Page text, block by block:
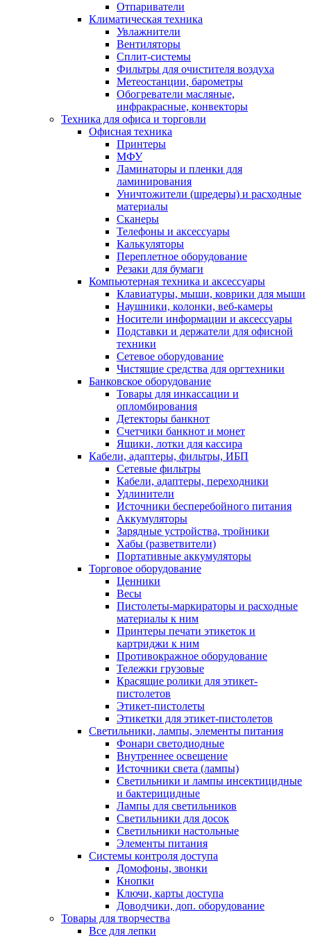
Отпариватели
Климатическая техника
Увлажнители
Вентиляторы
Сплит-системы
Фильтры для очистителя воздуха
Метеостанции, барометры
Обогреватели масляные,
инфракрасные, конвекторы
Техника для офиса и торговли
Офисная техника
Принтеры
МФУ
Ламинаторы и пленки для
ламинирования
Уничтожители (шредеры) и расходные
материалы
Сканеры
Телефоны и аксессуары
Калькуляторы
Переплетное оборудование
Резаки для бумаги
Компьютерная техника и аксессуары
Клавиатуры, мыши, коврики для мыши
Наушники, колонки, веб-камеры
Носители информации и аксессуары
Подставки и держатели для офисной
техники
Сетевое оборудование
Чистящие средства для оргтехники
Банковское оборудование
Товары для инкассации и
опломбирования
Детекторы банкнот
Счетчики банкнот и монет
Ящики, лотки для кассира
Кабели, адаптеры, фильтры, ИБП
Сетевые фильтры
Кабели, адаптеры, переходники
Удлинители
Источники бесперебойного питания
Аккумуляторы
Зарядные устройства, тройники
Хабы (разветвители)
Портативные аккумуляторы
Торговое оборудование
Ценники
Весы
Пистолеты-маркираторы и расходные
материалы к ним
Принтеры печати этикеток и
картриджи к ним
Противокражное оборудование
Тележки грузовые
Красящие ролики для этикет-
пистолетов
Этикет-пистолеты
Этикетки для этикет-пистолетов
Светильники, лампы, элементы питания
Фонари светодиодные
Внутреннее освещение
Источники света (лампы)
Светильники и лампы инсектицидные
и бактерицидные
Лампы для светильников
Светильники для досок
Светильники настольные
Элементы питания
Системы контроля доступа
Домофоны, звонки
Кнопки
Ключи, карты доступа
Доводчики, доп. оборудование
Товары для творчества
Все для лепки